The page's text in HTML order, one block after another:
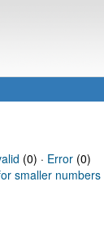
(0) · Error(0)
smaller numbers